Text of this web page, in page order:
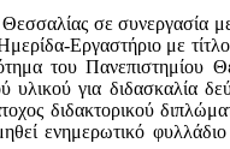
σε συνεργασία
Εργαστήριο με
του Πανεπιστημίου
για διδασκαλία
διδακτορικού
φυλλάδιο